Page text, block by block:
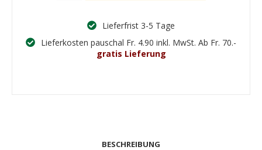
Lieferfrist 3-5 Tage
Lieferkosten pauschal Fr. 4.90 inkl. MwSt. Ab Fr. 70.-
gratis Lieferung
BESCHREIBUNG